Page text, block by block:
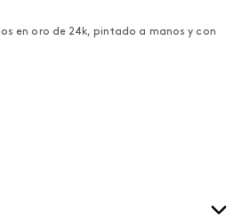
en oro de 24k, pintado a manos y con